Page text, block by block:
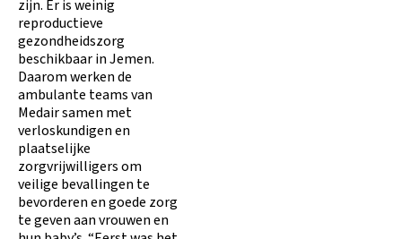
zijn. Er is weinig
reproductieve
gezondheidszorg
beschikbaar in Jemen.
Daarom werken de
ambulante teams van
Medair samen met
verloskundigen en
plaatselijke
zorgvrijwilligers om
veilige bevallingen te
bevorderen en goede zorg
te geven aan vrouwen en